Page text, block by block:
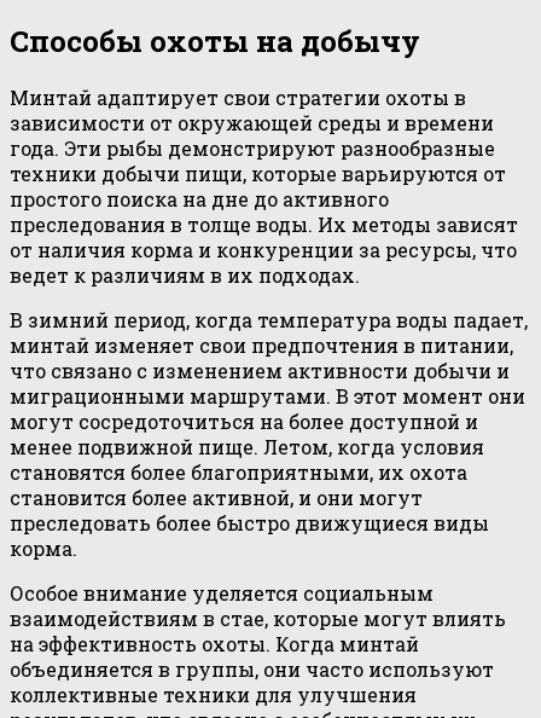
Способы охоты на добычу
Минтай адаптирует свои стратегии охоты в
зависимости от окружающей среды и времени
года. Эти рыбы демонстрируют разнообразные
техники добычи пищи, которые варьируются от
простого поиска на дне до активного
преследования в толще воды. Их методы зависят
от наличия корма и конкуренции за ресурсы, что
ведет к различиям в их подходах.
В зимний период, когда температура воды падает,
минтай изменяет свои предпочтения в питании,
что связано с изменением активности добычи и
миграционными маршрутами. В этот момент они
могут сосредоточиться на более доступной и
менее подвижной пище. Летом, когда условия
становятся более благоприятными, их охота
становится более активной, и они могут
преследовать более быстро движущиеся виды
корма.
Особое внимание уделяется социальным
взаимодействиям в стае, которые могут влиять
на эффективность охоты. Когда минтай
объединяется в группы, они часто используют
коллективные техники для улучшения